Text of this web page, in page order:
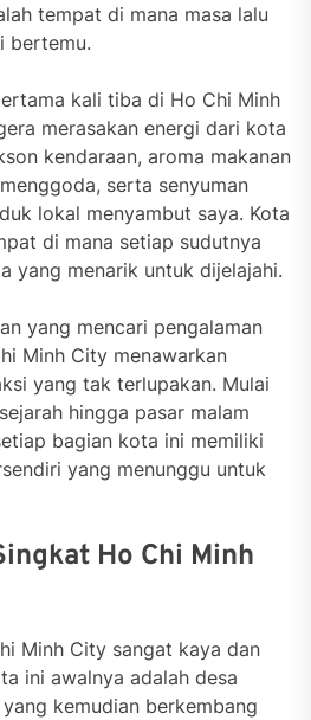
tempat di mana masa lalu
bertemu.
kali tiba di Ho Chi Minh
merasakan energi dari kota
kendaraan, aroma makanan
serta senyuman
lokal menyambut saya. Kota
di mana setiap sudutnya
yang menarik untuk dijelajahi.
yang mencari pengalaman
Minh City menawarkan
yang tak terlupakan. Mulai
hingga pasar malam
bagian kota ini memiliki
yang menunggu untuk
Ho Chi Minh
Minh City sangat kaya dan
ini awalnya adalah desa
kemudian berkembang